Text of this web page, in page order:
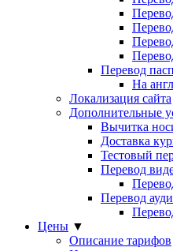
Перевод
На
Локализация сайта
Дополнительные
Вычитка
Доставка
Тестовый
Перевод
Перевод
Цены ▼
Описание тарифов